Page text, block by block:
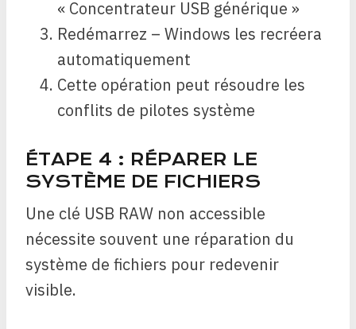
« Concentrateur USB générique »
Redémarrez – Windows les recréera
automatiquement
Cette opération peut résoudre les
conflits de pilotes système
ÉTAPE 4 : RÉPARER LE
SYSTÈME DE FICHIERS
Une clé USB RAW non accessible
nécessite souvent une réparation du
système de fichiers pour redevenir
visible.